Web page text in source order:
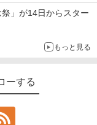
」が14日からスター
もっと見る
ーする